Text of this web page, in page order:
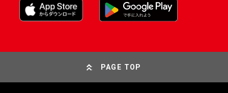
PAGE TOP